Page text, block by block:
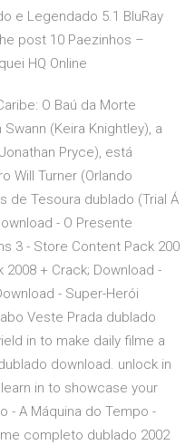
e Legendado 5.1 BluRay
post 10 Paezinhos –
HQ Online
O Baú da Morte
(Keira Knightley), a
Pryce), está
Will Turner (Orlando
de Tesoura dublado (Trial Á
- O Presente
3 - Store Content Pack 200
2008 + Crack; Download -
- Super-Herói
Veste Prada dublado
in to make daily filme a
download. unlock in
in to showcase your
- A Máquina do Tempo -
completo dublado 2002